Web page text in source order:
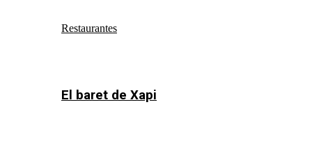
Restaurantes
El baret de Xapi